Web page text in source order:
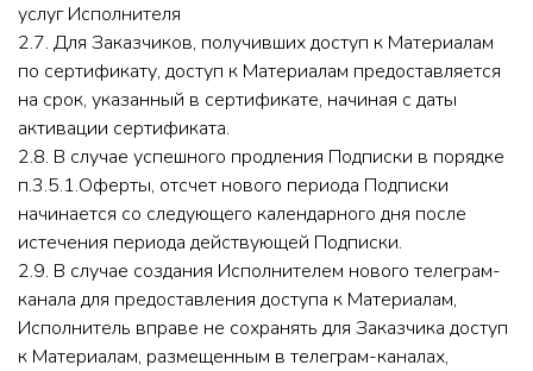
услуг Исполнителя
2.7. Для Заказчиков, получивших доступ к Материалам
по сертификату, доступ к Материалам предоставляется
на срок, указанный в сертификате, начиная с даты
активации сертификата.
2.8. В случае успешного продления Подписки в порядке
п.3.5.1.Оферты, отсчет нового периода Подписки
начинается со следующего календарного дня после
истечения периода действующей Подписки.
2.9. В случае создания Исполнителем нового телеграм-
канала для предоставления доступа к Материалам,
Исполнитель вправе не сохранять для Заказчика доступ
к Материалам, размещенным в телеграм-каналах,